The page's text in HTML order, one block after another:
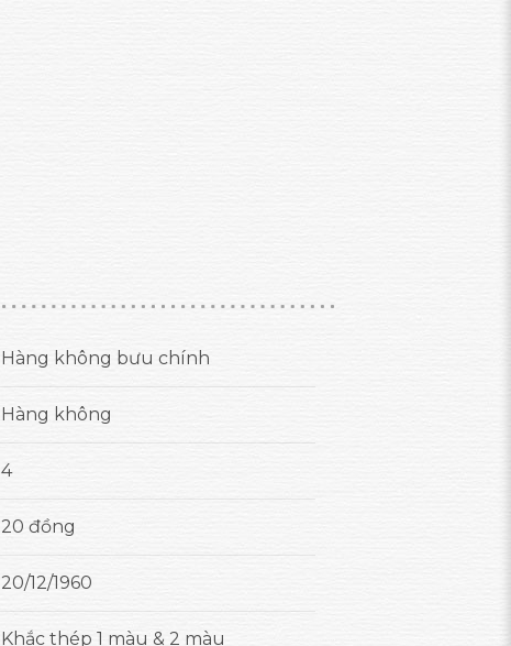
Hàng không bưu chính
Hàng không
4
20 đồng
20/12/1960
Khắc thép 1 màu & 2 màu